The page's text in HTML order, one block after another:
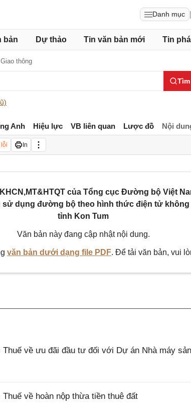
Danh mục
bản Dự thảo Tin văn bản mới Tin
Giao thông
Anh Hiệu lực VB liên quan Lược đồ Nội
lỗi In
của Tổng cục Đường bộ Việt
sử dụng đường bộ theo hình thức điện tử
tỉnh Kon Tum
Văn bản này đang cập nhật nội dung.
văn bản dưới dạng file PDF. Để tải văn bản, vui
Thuế về ưu đãi đầu tư đối với Dự án Nhà máy
về hoàn nộp thừa tiền thuê đất